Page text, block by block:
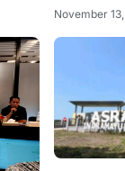
November